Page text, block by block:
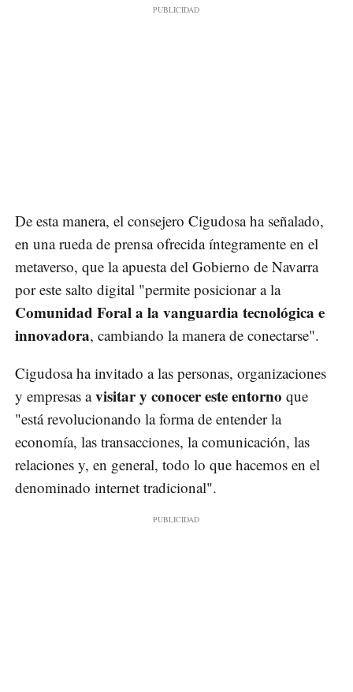
De esta manera, el consejero Cigudosa ha señalado,
en una rueda de prensa ofrecida íntegramente en el
metaverso, que la apuesta del Gobierno de Navarra
por este salto digital "permite posicionar a la
Comunidad Foral a la vanguardia tecnológica e
innovadora, cambiando la manera de conectarse".
Cigudosa ha invitado a las personas, organizaciones
y empresas avisitar y conocer este entorno que
"está revolucionando la forma de entender la
economía, las transacciones, la comunicación, las
relaciones y, en general, todo lo que hacemos en el
denominado internet tradicional".